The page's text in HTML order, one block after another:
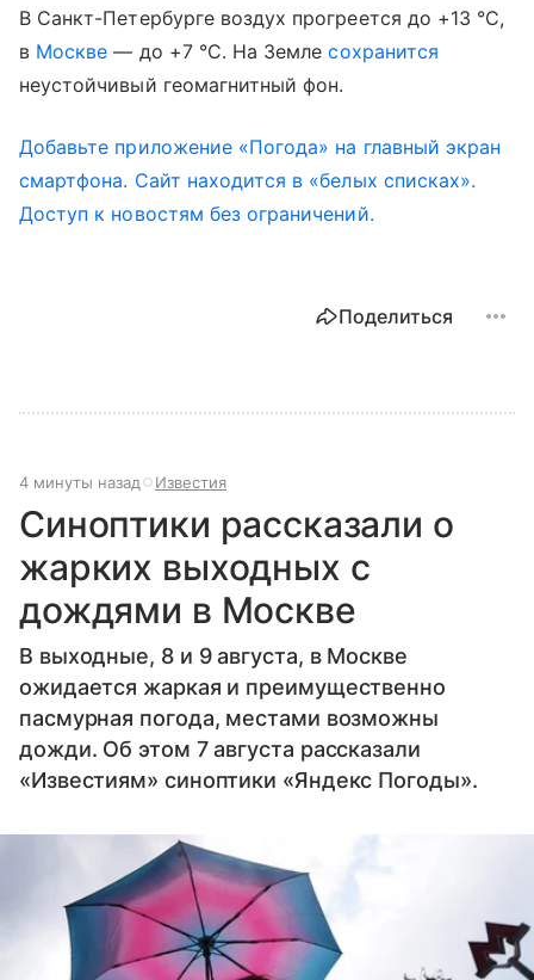
В Санкт-Петербурге воздух прогреется до +13 °С,
в Москве — до +7 °С. На Землесохранится
неустойчивый геомагнитный фон.
Добавьте приложение «Погода» на главный экран
смартфона. Сайт находится в «белых списках».
Доступ к новостям без ограничений.
Поделиться
4 минуты назад Известия
Синоптики рассказали о
жарких выходных с
дождями в Москве
В выходные, 8 и 9 августа, в Москве
ожидается жаркая и преимущественно
пасмурная погода, местами возможны
дожди. Об этом 7 августа рассказали
«Известиям» синоптики «Яндекс Погоды».